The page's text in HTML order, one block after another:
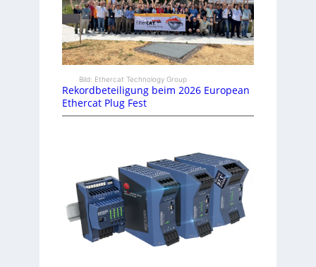
Bild: Ethercat Technology Group
Rekordbeteiligung beim 2026 European
Ethercat Plug Fest